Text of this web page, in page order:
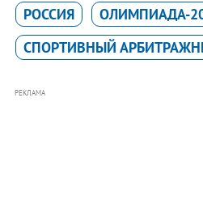
РОССИЯ
ОЛИМПИАДА-
СПОРТИВНЫЙ
РЕКЛАМА